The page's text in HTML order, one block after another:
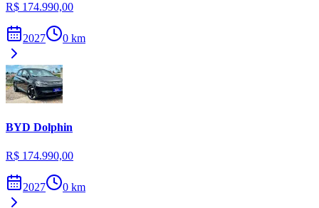
R$ 174.990,00
2027 0 km
BYD Dolphin
R$ 174.990,00
2027 0 km